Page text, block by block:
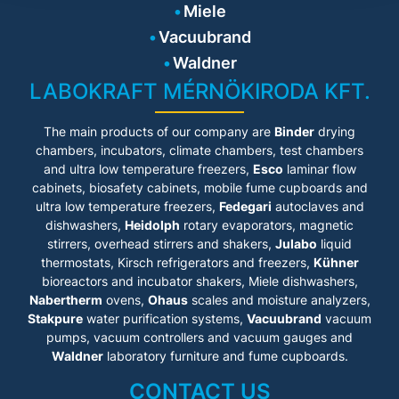
Miele
Vacuubrand
Waldner
LABOKRAFT MÉRNÖKIRODA KFT.
The main products of our company are Binder drying
chambers, incubators, climate chambers, test chambers
and ultra low temperature freezers, Esco laminar flow
cabinets, biosafety cabinets, mobile fume cupboards and
ultra low temperature freezers, Fedegari autoclaves and
dishwashers, Heidolph rotary evaporators, magnetic
stirrers, overhead stirrers and shakers, Julabo liquid
thermostats, Kirsch refrigerators and freezers, Kühner
bioreactors and incubator shakers, Miele dishwashers,
Nabertherm ovens, Ohausscales and moisture analyzers,
Stakpure water purification systems, Vacuubrand vacuum
pumps, vacuum controllers and vacuum gauges and
Waldnerlaboratory furniture and fume cupboards.
CONTACT US